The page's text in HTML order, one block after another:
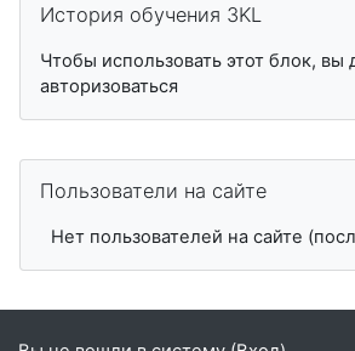
История обучения 3KL
Чтобы использовать этот блок,
авторизоваться
Пользователи на сайте
Нет пользователей на сайте